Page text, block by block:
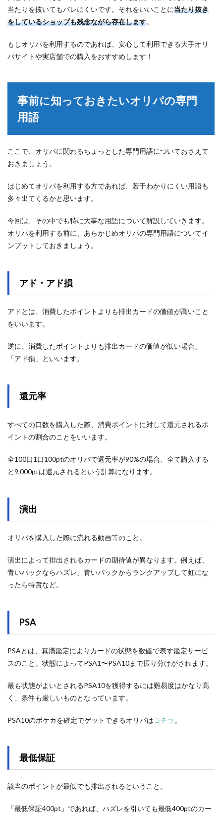
当たりを抜いてもバレにくいです。それをいいことに当たり抜き
をしているショップも残念ながら存在します。
もしオリパを利用するのであれば、安心して利用できる大手オリ
パサイトや実店舗での購入をおすすめします！
事前に知っておきたいオリパの専門
用語
ここで、オリパに関わるちょっとした専門用語についておさえて
おきましょう。
はじめてオリパを利用する方であれば、若干わかりにくい用語も
多々出てくるかと思います。
今回は、その中でも特に大事な用語について解説していきます。
オリパを利用する前に、あらかじめオリパの専門用語についてイ
ンプットしておきましょう。
アド・アド損
アドとは、消費したポイントよりも排出カードの価値が高いこと
をいいます。
逆に、消費したポイントよりも排出カードの価値が低い場合、
「アド損」といいます。
還元率
すべての口数を購入した際、消費ポイントに対して還元されるポ
イントの割合のことをいいます。
全100口1口100ptのオリパで還元率が90%の場合、全て購入する
と9,000ptは還元されるという計算になります。
演出
オリパを購入した際に流れる動画等のこと。
演出によって排出されるカードの期待値が異なります。例えば、
青いパックならハズレ、青いパックからランクアップして虹にな
ったら特賞など。
PSA
PSAとは、真贋鑑定によりカードの状態を数値で表す鑑定サービ
スのこと。状態によってPSA1〜PSA10まで振り分けがされます。
最も状態がよいとされるPSA10を獲得するには難易度はかなり高
く、条件も厳しいものとなっています。
PSA10のポケカを確定でゲットできるオリパはコチラ 。
最低保証
該当のポイントが最低でも排出されるということ。
「最低保証400pt」であれば、ハズレを引いても最低400ptのカー